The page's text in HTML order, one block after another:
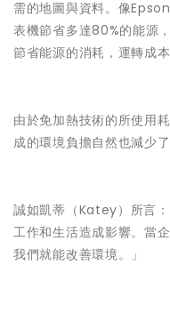
需的地圖與資料。像
表機節省多達80%的能源
節省能源的消耗，運轉成本
由於免加熱技術的所使用
成的環境負擔自然也減少了
誠如凱蒂（Katey）所言
工作和生活造成影響。當
我們就能改善環境。」